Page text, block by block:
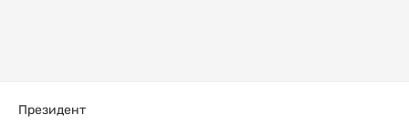
Президент